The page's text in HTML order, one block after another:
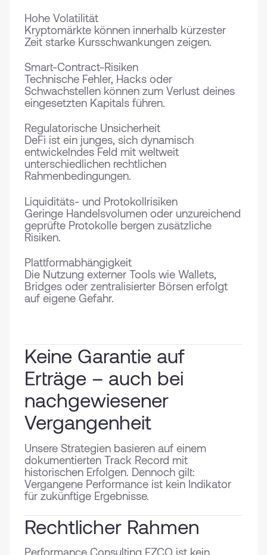
Hohe Volatilität
Kryptomärkte können innerhalb kürzester
Zeit starke Kursschwankungen zeigen.
Smart-Contract-Risiken
Technische Fehler, Hacks oder
Schwachstellen können zum Verlust deines
eingesetzten Kapitals führen.
Regulatorische Unsicherheit
DeFi ist ein junges, sich dynamisch
entwickelndes Feld mit weltweit
unterschiedlichen rechtlichen
Rahmenbedingungen.
Liquiditäts- und Protokollrisiken
Geringe Handelsvolumen oder unzureichend
geprüfte Protokolle bergen zusätzliche
Risiken.
Plattformabhängigkeit
Die Nutzung externer Tools wie Wallets,
Bridges oder zentralisierter Börsen erfolgt
auf eigene Gefahr.
Keine Garantie auf
Erträge – auch bei
nachgewiesener
Vergangenheit
Unsere Strategien basieren auf einem
dokumentierten Track Record mit
historischen Erfolgen. Dennoch gilt:
Vergangene Performance ist kein Indikator
für zukünftige Ergebnisse.
Rechtlicher Rahmen
⁠Performance Consulting FZCO ist kein